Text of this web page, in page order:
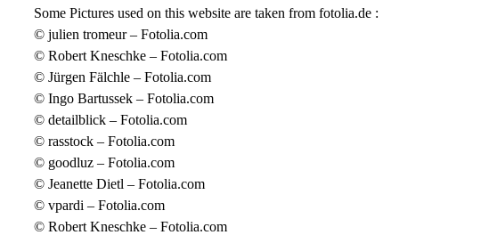
Some Pictures used on this website are taken from fotolia.de :
© julien tromeur – Fotolia.com
© Robert Kneschke – Fotolia.com
© Jürgen Fälchle – Fotolia.com
© Ingo Bartussek – Fotolia.com
© detailblick – Fotolia.com
© rasstock – Fotolia.com
© goodluz – Fotolia.com
© Jeanette Dietl – Fotolia.com
© vpardi – Fotolia.com
© Robert Kneschke – Fotolia.com